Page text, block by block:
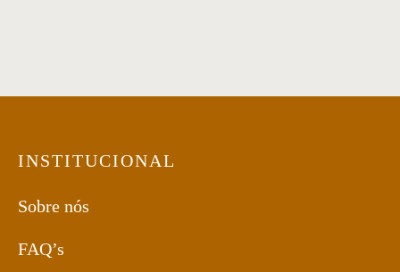
INSTITUCIONAL
Sobre nós
FAQ’s